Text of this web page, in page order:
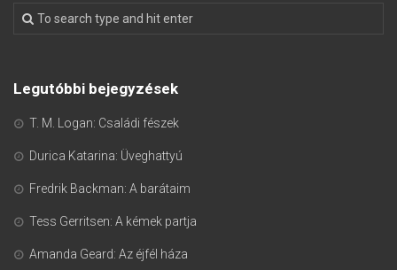
Legutóbbi bejegyzések
T. M. Logan: Családi fészek
Durica Katarina: Üveghattyú
Fredrik Backman: A barátaim
Tess Gerritsen: A kémek partja
Amanda Geard: Az éjfél háza